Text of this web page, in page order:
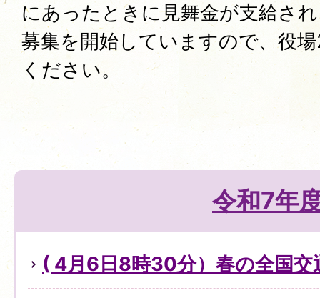
にあったときに見舞金が支給さ
募集を開始していますので、役
ください。
令和7年
( 4月6日8時30分）春の全国交